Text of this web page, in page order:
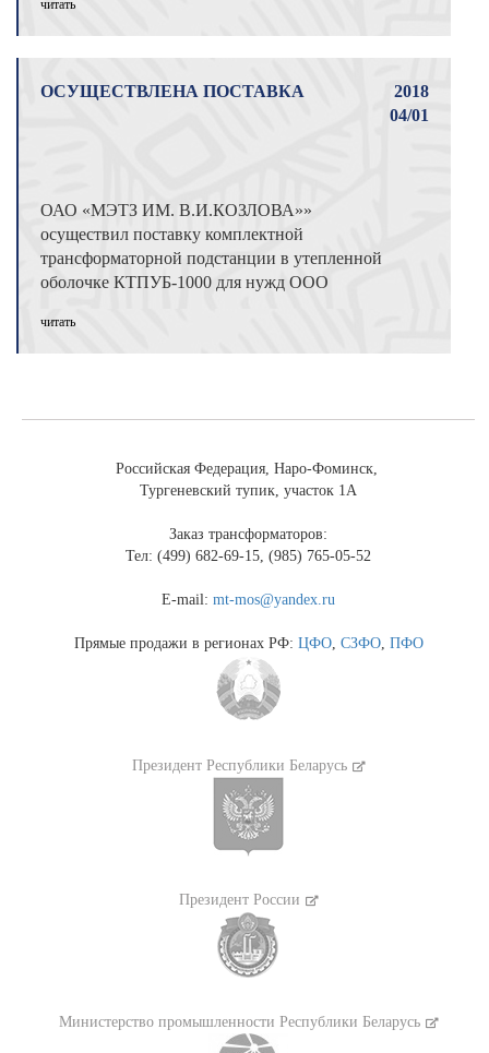
читать
ОСУЩЕСТВЛЕНА ПОСТАВКА
2018
04/01
ОАО «МЭТЗ ИМ. В.И.КОЗЛОВА»»
осуществил поставку комплектной
трансформаторной подстанции в утепленной
оболочке КТПУБ-1000 для нужд ООО
читать
Российская Федерация, Наро-Фоминск,
Тургеневский тупик, участок 1А
Заказ трансформаторов:
Тел: (499) 682-69-15, (985) 765-05-52
E-mail:mt-mos@yandex.ru
Прямые продажи в регионах РФ: ЦФО, СЗФО, ПФО
Президент Республики Беларусь
Президент России
Министерство промышленности Республики Беларусь